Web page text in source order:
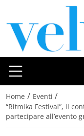
Home / Eventi /
“Ritmika Festival”, il
partecipare all’evento